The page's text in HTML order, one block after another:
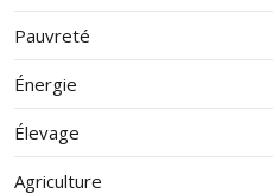
Pauvreté
Énergie
Élevage
Agriculture